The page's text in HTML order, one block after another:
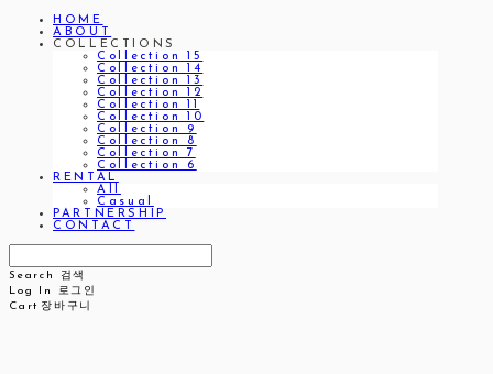
HOME
ABOUT
COLLECTIONS
Collection 15
Collection 14
Collection 13
Collection 12
Collection 11
Collection 10
Collection 9
Collection 8
Collection 7
Collection 6
RENTAL
All
Casual
PARTNERSHIP
CONTACT
Search
검색
Log In
로그인
Cart 장바구니